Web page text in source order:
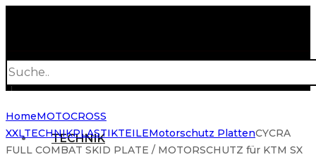
search
TECHNIK
HomeMOTOCROSS
XXLTECHNIKPLASTIKTEILEMotorschutz PlattenCYCRA
FULL COMBAT SKID PLATE / MOTORSCHUTZ für KTM SX